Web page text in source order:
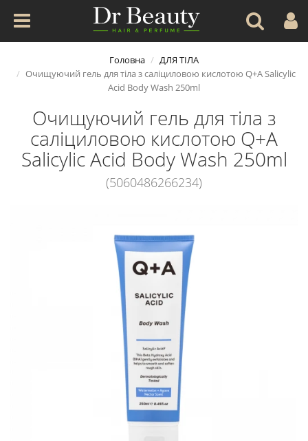
Головна
ДЛЯ ТІЛА
Очищуючий гель для тіла з саліциловою кислотою Q+A Salicylic
Acid Body Wash 250ml
Очищуючий гель для тіла з
саліциловою кислотою Q+A
Salicylic Acid Body Wash 250ml
(5060486266234)